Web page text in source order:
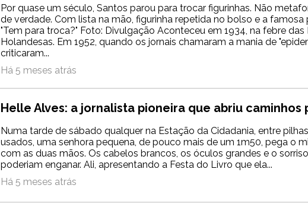
Por quase um século, Santos parou para trocar figurinhas. Não
de verdade. Com lista na mão, figurinha repetida no bolso e a famosa
"Tem para troca?" Foto: Divulgação Aconteceu em 1934, na febre das
Holandesas. Em 1952, quando os jornais chamaram a mania de
criticaram...
Há 5 meses atrás
Helle Alves: a jornalista pioneira que abriu caminhos
Numa tarde de sábado qualquer na Estação da Cidadania, entre
usados, uma senhora pequena, de pouco mais de um 1m50, pega o
com as duas mãos. Os cabelos brancos, os óculos grandes e o
poderiam enganar. Ali, apresentando a Festa do Livro que ela...
Há 5 meses atrás